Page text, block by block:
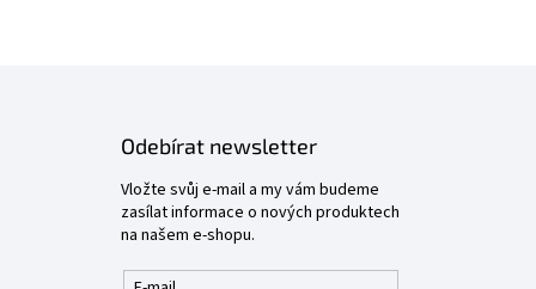
Odebírat newsletter
Vložte svůj e-mail a my vám budeme
zasílat informace o nových produktech
na našem e-shopu.